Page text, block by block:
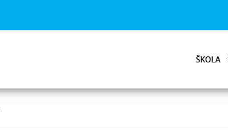
ŠKOLA